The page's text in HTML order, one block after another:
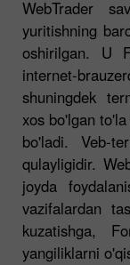
WebTrader
yuritishning
oshirilgan. U
internet-
shuningdek
xos bo'lgan
bo'ladi. Veb-
qulayligidir.
joyda
vazifalardan
kuzatishga,
yangiliklarni